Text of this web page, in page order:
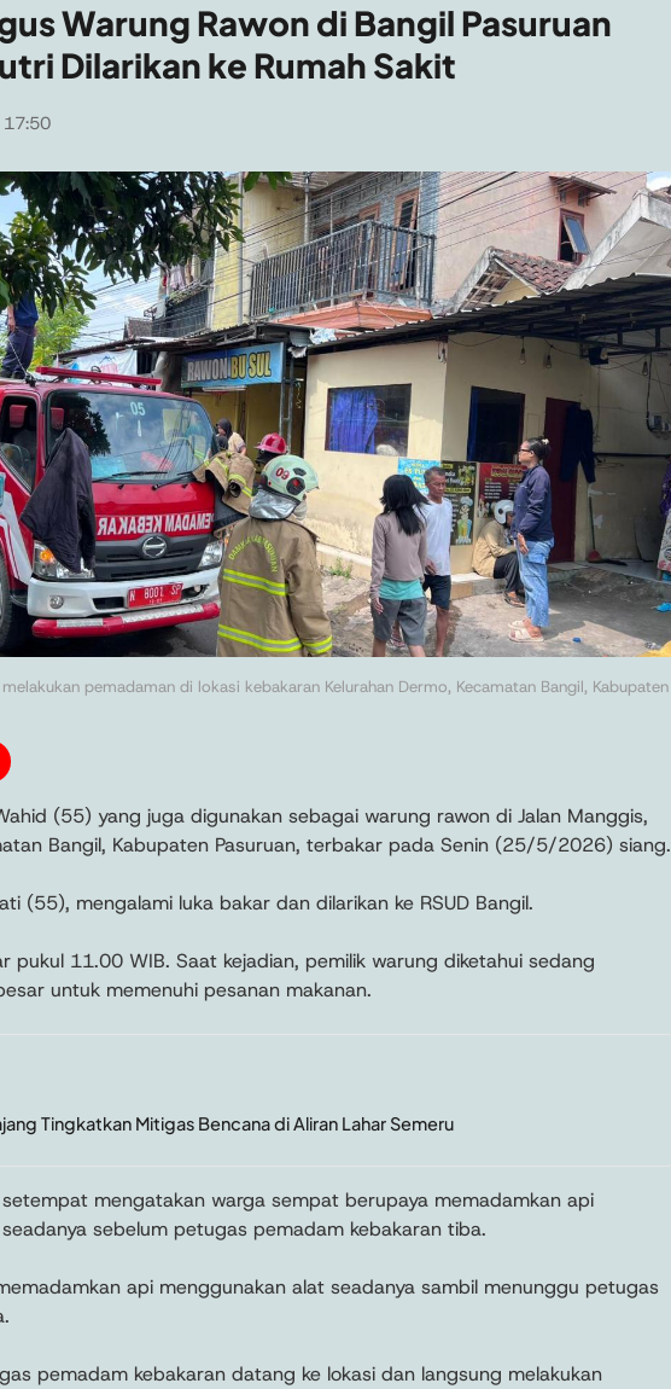
Warung Rawon di Bangil Pasuruan
Dilarikan ke Rumah Sakit
pemadaman di lokasi kebakaran Kelurahan Dermo, Kecamatan Bangil, Kabupaten
(55) yang juga digunakan sebagai warung rawon di Jalan Manggis,
Bangil, Kabupaten Pasuruan, terbakar pada Senin (25/5/2026) siang.
(55), mengalami luka bakar dan dilarikan ke RSUD Bangil.
pukul 11.00 WIB. Saat kejadian, pemilik warung diketahui sedang
untuk memenuhi pesanan makanan.
Tingkatkan Mitigas Bencana di Aliran Lahar Semeru
setempat mengatakan warga sempat berupaya memadamkan api
sebelum petugas pemadam kebakaran tiba.
api menggunakan alat seadanya sambil menunggu petugas
pemadam kebakaran datang ke lokasi dan langsung melakukan